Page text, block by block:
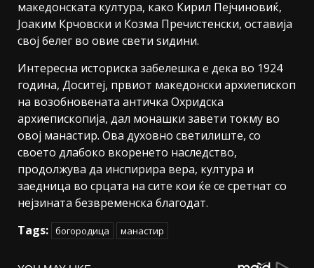
македонската култура, како Кирил Пејчиновиќ,
Јоаким Крчовски и Козма Пречистенски, оставија
свој белег во овие свети ѕидини.
Интересна историска забелешка е дека во 1924
година, Доситеј, првиот македонски архиепископ
на возобновената античка Охридска
архиепископија, дал монашки завети токму во
овој манастир. Ова духовно светилиште, со
своето длабоко вкоренето наследство,
продолжува да инспирира вера, култура и
заедница во срцата на сите кои ќе се сретнат со
нејзината безвременска благодат.
Tags: богородица манастир